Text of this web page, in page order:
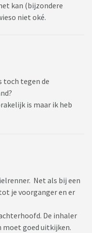
kan (bijzondere
niet oké.
toch tegen de
is maar ik heb
Net als bij een
je voorganger en er
De inhaler
moet goed uitkijken.